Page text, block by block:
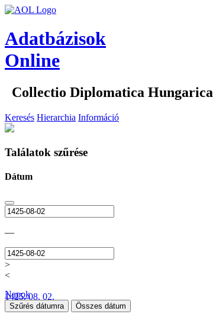
Adatbázisok
Online
Collectio Diplomatica Hungarica
Keresés Hierarchia Információ
Találatok szűrése
Dátum
—
>
<
1425. 08. 02.
Napok
Szűrés dátumra Összes dátum